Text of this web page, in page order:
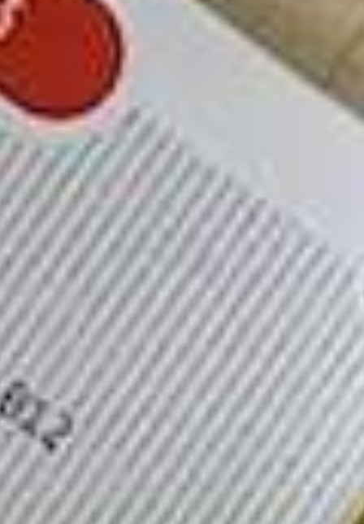
Ken jij de
boxen van
of Treats